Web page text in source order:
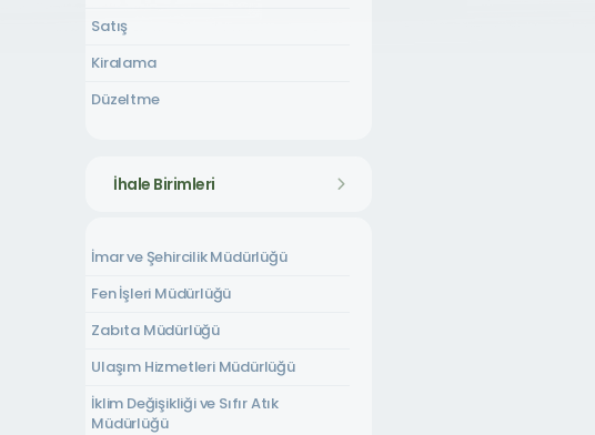
Satış
Kiralama
Düzeltme
İhale Birimleri
İmar ve Şehircilik Müdürlüğü
Fen İşleri Müdürlüğü
Zabıta Müdürlüğü
Ulaşım Hizmetleri Müdürlüğü
İklim Değişikliği ve Sıfır Atık
Müdürlüğü